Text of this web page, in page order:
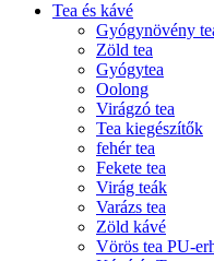
Tea és kávé
Gyógynövény
Zöld tea
Gyógytea
Oolong
Virágzó tea
Tea kiegészítők
fehér tea
Fekete tea
Virág teák
Varázs tea
Zöld kávé
Vörös tea PU-